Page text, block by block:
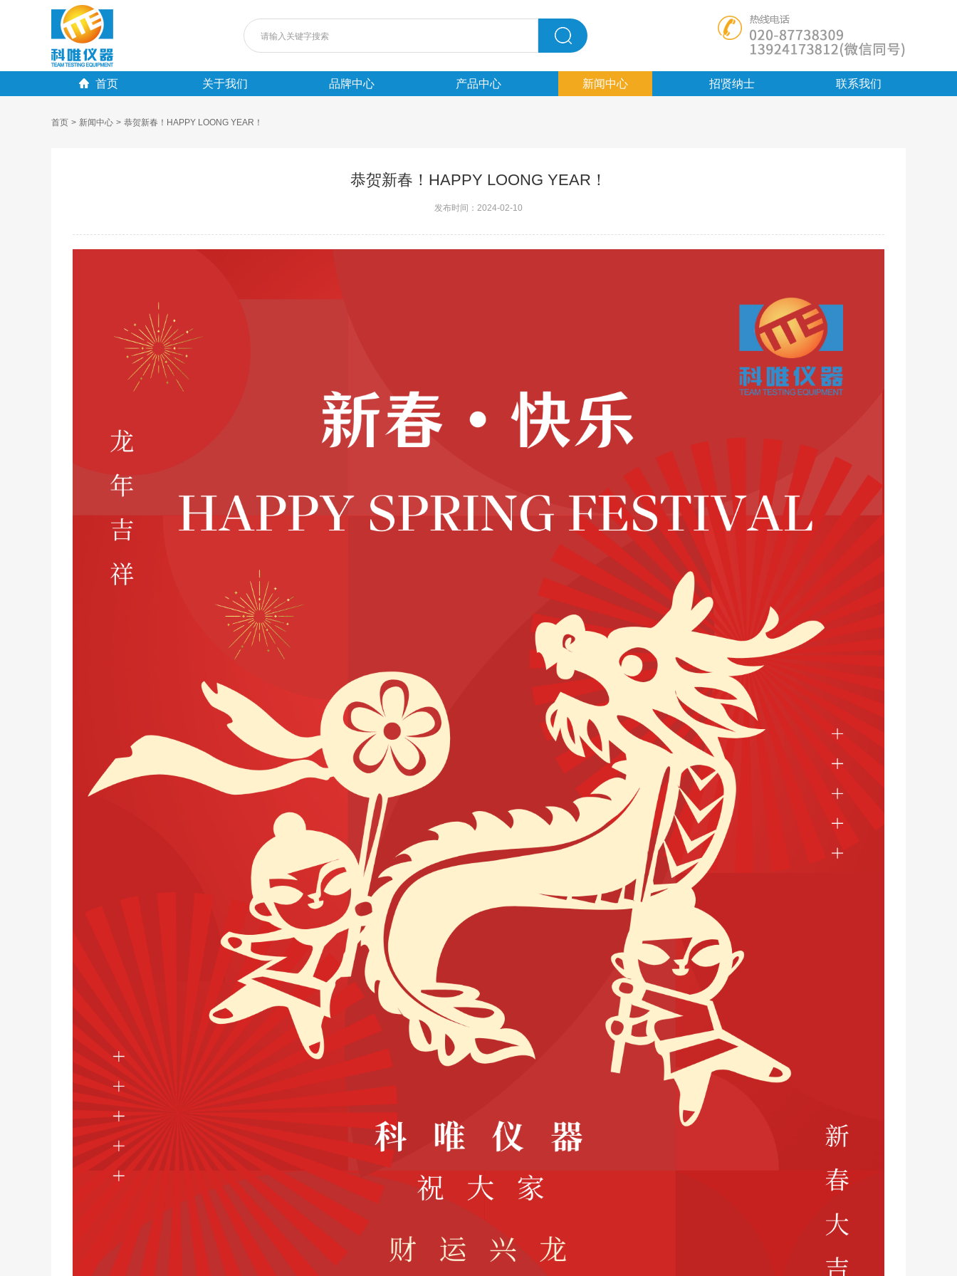
首页 关于我们 品牌中心 产品中心 新闻中心 招贤纳士 联系我们
首页 > 新闻中心 > 恭贺新春！HAPPY LOONG YEAR！
恭贺新春！HAPPY LOONG YEAR！
发布时间：2024-02-10